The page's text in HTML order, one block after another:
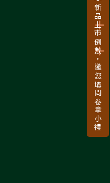
新品上市倒數，邀您填問卷拿小禮